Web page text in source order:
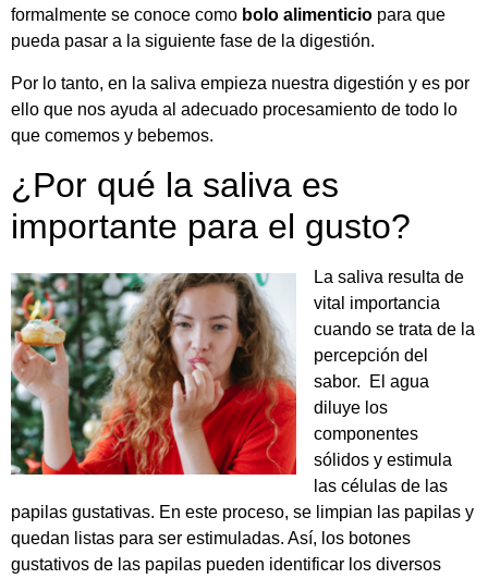
formalmente se conoce como bolo alimenticio para que
pueda pasar a la siguiente fase de la digestión.
Por lo tanto, en la saliva empieza nuestra digestión y es por
ello que nos ayuda al adecuado procesamiento de todo lo
que comemos y bebemos.
¿Por qué la saliva es
importante para el gusto?
La saliva resulta de
vital importancia
cuando se trata de la
percepción del
sabor. El agua
diluye los
componentes
sólidos y estimula
las células de las
papilas gustativas. En este proceso, se limpian las papilas y
quedan listas para ser estimuladas. Así, los botones
gustativos de las papilas pueden identificar los diversos